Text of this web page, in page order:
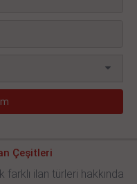
Çeşitleri
farklı ilan türleri hakkında